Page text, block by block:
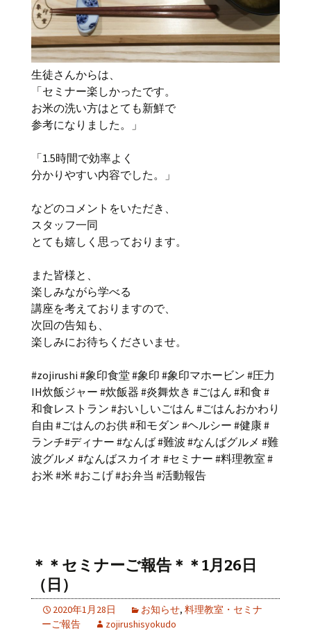
生徒さんからは、
「セミナー楽しかったです。
お米の洗い方はとても新鮮で
参考になりました。」
「1.5時間で効率よく
分かりやすい内容でした。」
などのコメントをいただき、
スタッフ一同
とても嬉しく思っております。
また皆様と、
楽しみながら学べる
講座を考えておりますので、
次回の告知も、
楽しみにお待ちくださいませ。
#zojirushi #象印食堂 #象印 #象印マホービン #圧力
IH炊飯ジャー #炊飯器 #炎舞炊き #ごはん #和食 #
和食レストラン #おいしいごはん #ごはんおかわり
自由 #ごはんのお供 #和モダン #ヘルシー #健康 #
ランチ#ディナー #なんば #難波 #なんばグルメ #難
波グルメ #なんばスカイオ #セミナー #料理教室 #
お米 #米 #おこげ #お弁当 #活動報告
＊＊セミナーご報告＊＊1月26日
（日）
2020年1月28日 お知らせ, 料理教室・セミナ
ーご報告
zojirushisyokudo